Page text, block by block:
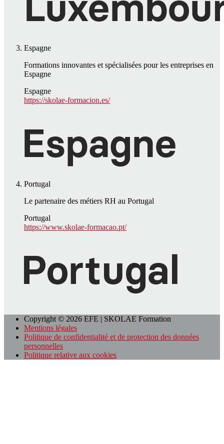
Espagne
Formations innovantes et spécialisées pour les entreprises en
Espagne
Espagne
https://skolae-formacion.es/
Portugal
Le partenaire des métiers RH au Portugal
Portugal
https://www.skolae-formacao.pt/
Copyright © 2026 EFE | SKOLAE Formation
Mentions légales
Politique de confidentialité et de protection des données
personnelles
Politique relative aux cookies